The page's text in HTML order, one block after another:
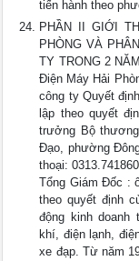
tiến hành theo
PHẦN II GIỚI
PHÒNG VÀ
TY TRONG 2
Điện Máy Hải
công ty Quyết
lập theo quyết
trưởng Bộ
Đạo, phường
thoại:
Tổng Giám Đốc :
theo quyết định
động kinh doanh
khí, điện lạnh,
xe đạp. Từ năm